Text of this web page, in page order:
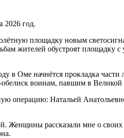
2026 год.
площадку новым
жителей обустроят площадку
в Оме начнётся прокладка
воинам, павшим в
операцию: Натальей
рассказали мне о своих